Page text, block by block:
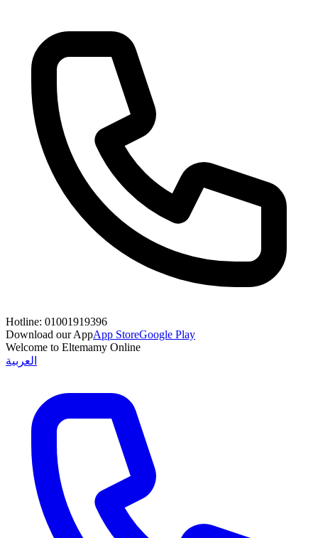
Hotline: 01001919396
Download our AppApp StoreGoogle Play
Welcome to Eltemamy Online
العربية